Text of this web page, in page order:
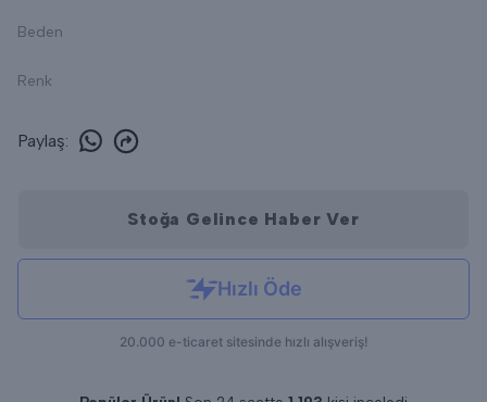
Beden
Renk
Paylaş:
Stoğa Gelince Haber Ver